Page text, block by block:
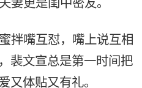
拌嘴互怼，嘴上说互相
裴文宣总是第一时间把
又体贴又有礼。